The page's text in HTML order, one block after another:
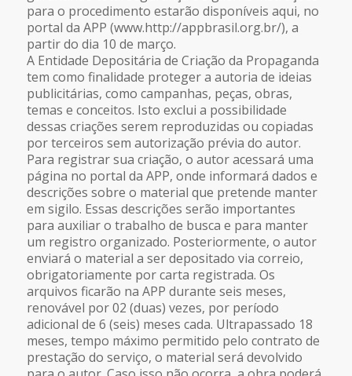
para o procedimento estarão disponíveis aqui, no
portal da APP (www.http://appbrasil.org.br/), a
partir do dia 10 de março.
A Entidade Depositária de Criação da Propaganda
tem como finalidade proteger a autoria de ideias
publicitárias, como campanhas, peças, obras,
temas e conceitos. Isto exclui a possibilidade
dessas criações serem reproduzidas ou copiadas
por terceiros sem autorização prévia do autor.
Para registrar sua criação, o autor acessará uma
página no portal da APP, onde informará dados e
descrições sobre o material que pretende manter
em sigilo. Essas descrições serão importantes
para auxiliar o trabalho de busca e para manter
um registro organizado. Posteriormente, o autor
enviará o material a ser depositado via correio,
obrigatoriamente por carta registrada. Os
arquivos ficarão na APP durante seis meses,
renovável por 02 (duas) vezes, por período
adicional de 6 (seis) meses cada. Ultrapassado 18
meses, tempo máximo permitido pelo contrato de
prestação do serviço, o material será devolvido